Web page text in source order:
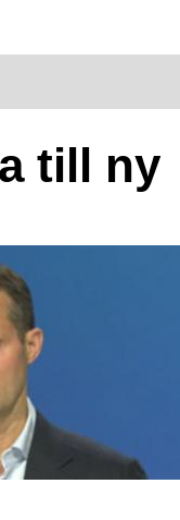
till ny